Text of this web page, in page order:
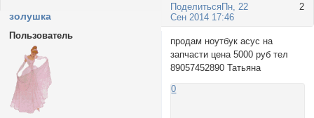
Поделиться 2
Пн, 22
Сен 2014 17:46
золушка
Пользователь
продам ноутбук асус на
запчасти цена 5000 руб тел
89057452890 Татьяна
0